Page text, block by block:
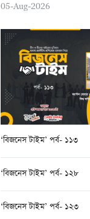
05-Aug-2026
‘বিজনেস টাইম’ পর্ব- ১১৩
‘বিজনেস টাইম’ পর্ব- ১২৮
‘বিজনেস টাইম’ পর্ব- ১২৩